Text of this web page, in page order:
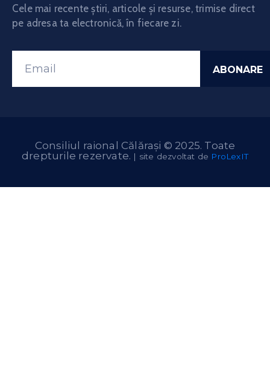
Cele mai recente știri, articole și resurse, trimise direct
pe adresa ta electronică, în fiecare zi.
Consiliul raional Călărași © 2025. Toate
drepturile rezervate. | site dezvoltat de ProLexIT